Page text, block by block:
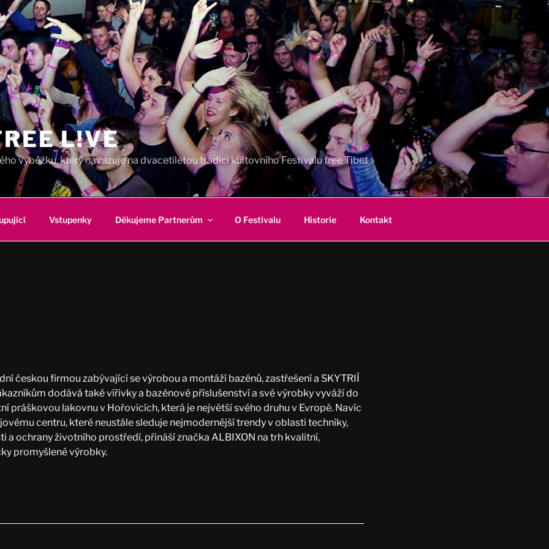
L!VE
výběžku, který navazuje na dvacetiletou tradici kultovního Festivalu free Tibet
Vstupenky Děkujeme Partnerům O Festivalu Historie Kontakt
českou firmou zabývající se výrobou a montáží bazénů, zastřešení a SKYTRIÍ
dodává také vířivky a bazénové příslušenství a své výrobky vyváží do
práškovou lakovnu v Hořovicích, která je největší svého druhu v Evropě. Navíc
centru, které neustále sleduje nejmodernější trendy v oblasti techniky,
a ochrany životního prostředí, přináší značka ALBIXON na trh kvalitní,
promyšlené výrobky.